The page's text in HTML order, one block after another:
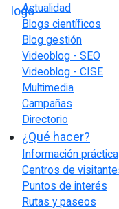
Actualidad
Blogs científicos
Blog gestión
Videoblog - SEO
Videoblog - CISE
Multimedia
Campañas
Directorio
¿Qué hacer?
Información práctica
Centros de
Puntos de interés
Rutas y paseos